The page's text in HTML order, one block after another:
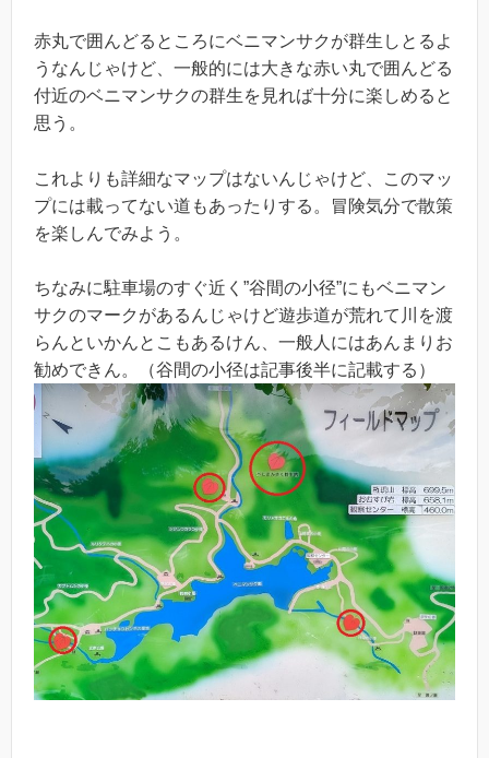
赤丸で囲んどるところにベニマンサクが群生しとるよ
うなんじゃけど、一般的には大きな赤い丸で囲んどる
付近のベニマンサクの群生を見れば十分に楽しめると
思う。
これよりも詳細なマップはないんじゃけど、このマッ
プには載ってない道もあったりする。冒険気分で散策
を楽しんでみよう。
ちなみに駐車場のすぐ近く”谷間の小径”にもベニマン
サクのマークがあるんじゃけど遊歩道が荒れて川を渡
らんといかんとこもあるけん、一般人にはあんまりお
勧めできん。（谷間の小径は記事後半に記載する）